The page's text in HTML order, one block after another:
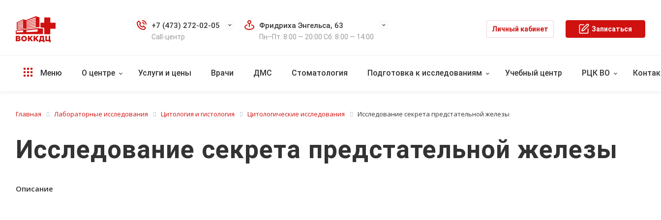
+7 (473) 272-02-05
Call-центр
Фридриха Энгельса, 63
Пн–Пт: 8:00 — 20:00 Сб: 8:00 — 14:00
Личный кабинет Записаться
Меню О центре Услуги и цены Врачи ДМС Стоматология Подготовка к исследованиям Учебный центр РЦК ВО
Главная Лабораторные исследования Цитология и гистология Цитологические исследования Исследование секрета предстательной железы
Исследование секрета предстательной железы
Описание